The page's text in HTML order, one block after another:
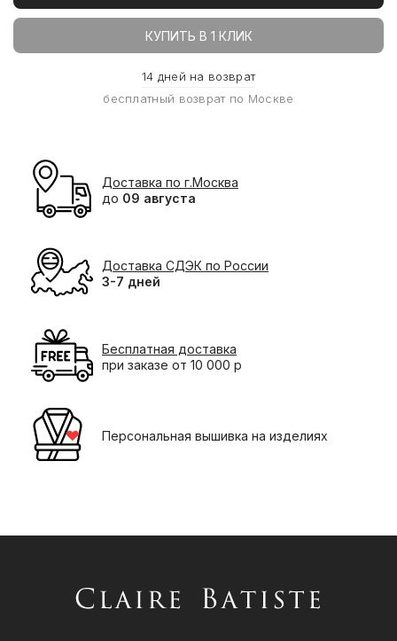
КУПИТЬ В 1 КЛИК
14 дней на возврат
бесплатный возврат по Москве
Доставка по г.Москва
до 09 августа
Доставка СДЭК по России
3-7 дней
Бесплатная доставка
при заказе от 10 000 р
Персональная вышивка на изделиях